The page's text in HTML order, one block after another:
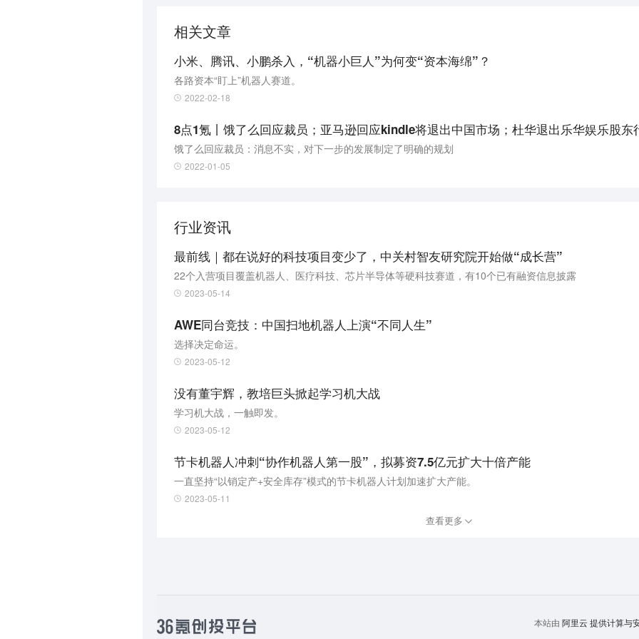
相关文章
小米、腾讯、小鹏杀入，“机器小巨人”为何变“资本海绵”？
各路资本“盯上”机器人赛道。
2022-02-18
8点1氪丨饿了么回应裁员；亚马逊回应kindle将退出中国市场；杜华退出乐华娱乐股东
饿了么回应裁员：消息不实，对下一步的发展制定了明确的规划
2022-01-05
行业资讯
最前线｜都在说好的科技项目变少了，中关村智友研究院开始做“成长营”
22个入营项目覆盖机器人、医疗科技、芯片半导体等硬科技赛道，有10个已有融资信息披露
2023-05-14
AWE同台竞技：中国扫地机器人上演“不同人生”
选择决定命运。
2023-05-12
没有董宇辉，教培巨头掀起学习机大战
学习机大战，一触即发。
2023-05-12
节卡机器人冲刺“协作机器人第一股”，拟募资7.5亿元扩大十倍产能
一直坚持“以销定产+安全库存”模式的节卡机器人计划加速扩大产能。
2023-05-11
查看更多
本站由 阿里云 提供计算与